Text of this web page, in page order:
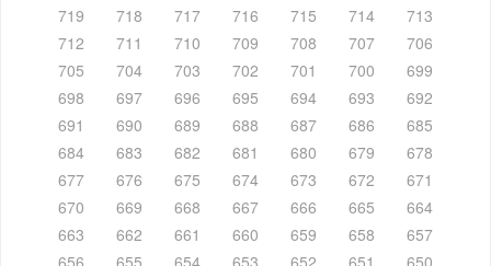
719
718 717 716 715 714
713
712
711 710 709 708 707
706
705
704 703 702 701 700
699
698
697 696 695 694 693
692
691
690 689 688 687 686
685
684
683 682 681 680 679
678
677
676 675 674 673 672
671
670
669 668 667 666 665
664
663
662 661 660 659 658
657
656
655 654 653 652 651
650